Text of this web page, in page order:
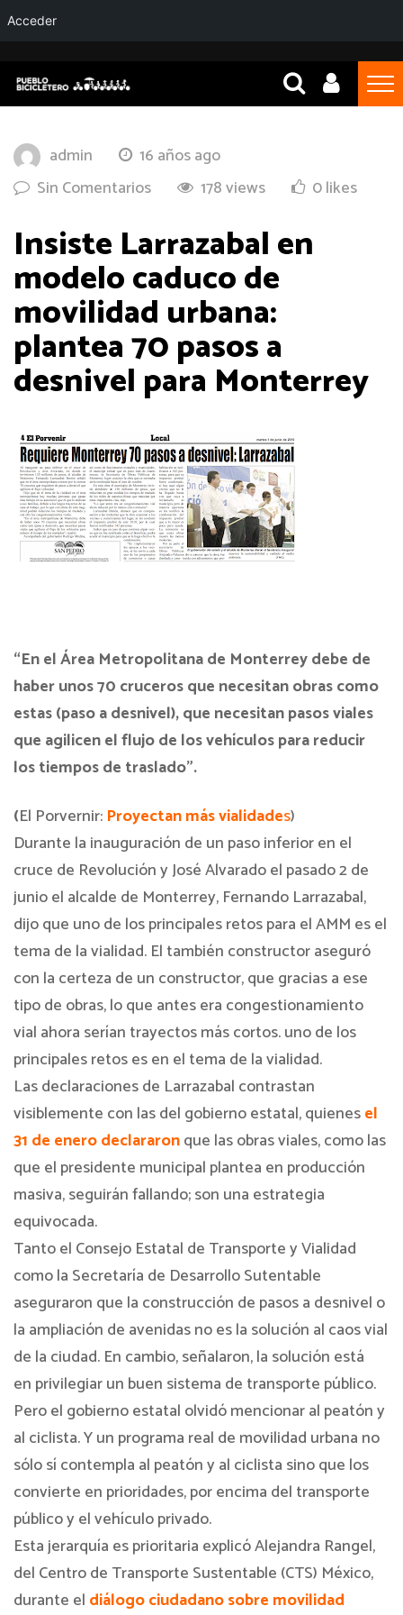
admin
16 años ago
Sin Comentarios
178 views 0 likes
Insiste Larrazabal en
modelo caduco de
movilidad urbana:
plantea 70 pasos a
desnivel para Monterrey
“En el Área Metropolitana de Monterrey debe de
haber unos 70 cruceros que necesitan obras como
estas (paso a desnivel), que necesitan pasos viales
que agilicen el flujo de los vehículos para reducir
los tiempos de traslado”.
(El Porvernir: Proyectan más vialidades)
Durante la inauguración de un paso inferior en el
cruce de Revolución y José Alvarado el pasado 2 de
junio el alcalde de Monterrey, Fernando Larrazabal,
dijo que uno de los principales retos para el AMM es el
tema de la vialidad. El también constructor aseguró
con la certeza de un constructor, que gracias a ese
tipo de obras, lo que antes era congestionamiento
vial ahora serían trayectos más cortos. uno de los
principales retos es en el tema de la vialidad.
Las declaraciones de Larrazabal contrastan
visiblemente con las del gobierno estatal, quienesel
31 de enero declararonque las obras viales, como las
que el presidente municipal plantea en producción
masiva, seguirán fallando; son una estrategia
equivocada.
Tanto el Consejo Estatal de Transporte y Vialidad
como la Secretaría de Desarrollo Sutentable
aseguraron que la construcción de pasos a desnivel o
la ampliación de avenidas no es la solución al caos vial
de la ciudad. En cambio, señalaron, la solución está
en privilegiar un buen sistema de transporte público.
Pero el gobierno estatal olvidó mencionar al peatón y
al ciclista. Y un programa real de movilidad urbana no
sólo sí contempla al peatón y al ciclista sino que los
convierte en prioridades, por encima del transporte
público y el vehículo privado.
Esta jerarquía es prioritaria explicó Alejandra Rangel,
del Centro de Transporte Sustentable (CTS) México,
durante el diálogo ciudadano sobre movilidad
Acceder